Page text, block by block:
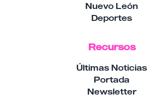
Nuevo León
Deportes
Recursos
Últimas Noticias
Portada
Newsletter